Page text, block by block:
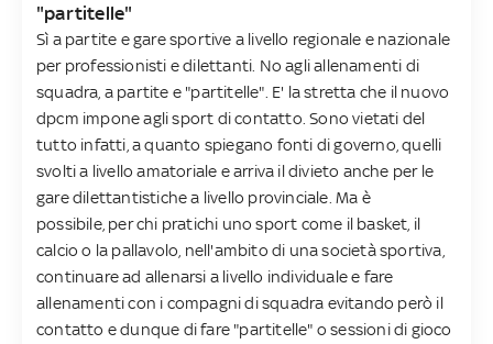
"partitelle"
Sì a partite e gare sportive a livello regionale e nazionale
per professionisti e dilettanti. No agli allenamenti di
squadra, a partite e "partitelle". E' la stretta che il nuovo
dpcm impone agli sport di contatto. Sono vietati del
tutto infatti, a quanto spiegano fonti di governo, quelli
svolti a livello amatoriale e arriva il divieto anche per le
gare dilettantistiche a livello provinciale. Ma è
possibile, per chi pratichi uno sport come il basket, il
calcio o la pallavolo, nell'ambito di una società sportiva,
continuare ad allenarsi a livello individuale e fare
allenamenti con i compagni di squadra evitando però il
contatto e dunque di fare "partitelle" o sessioni di gioco